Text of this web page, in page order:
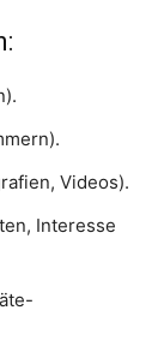
Videos).
Interesse